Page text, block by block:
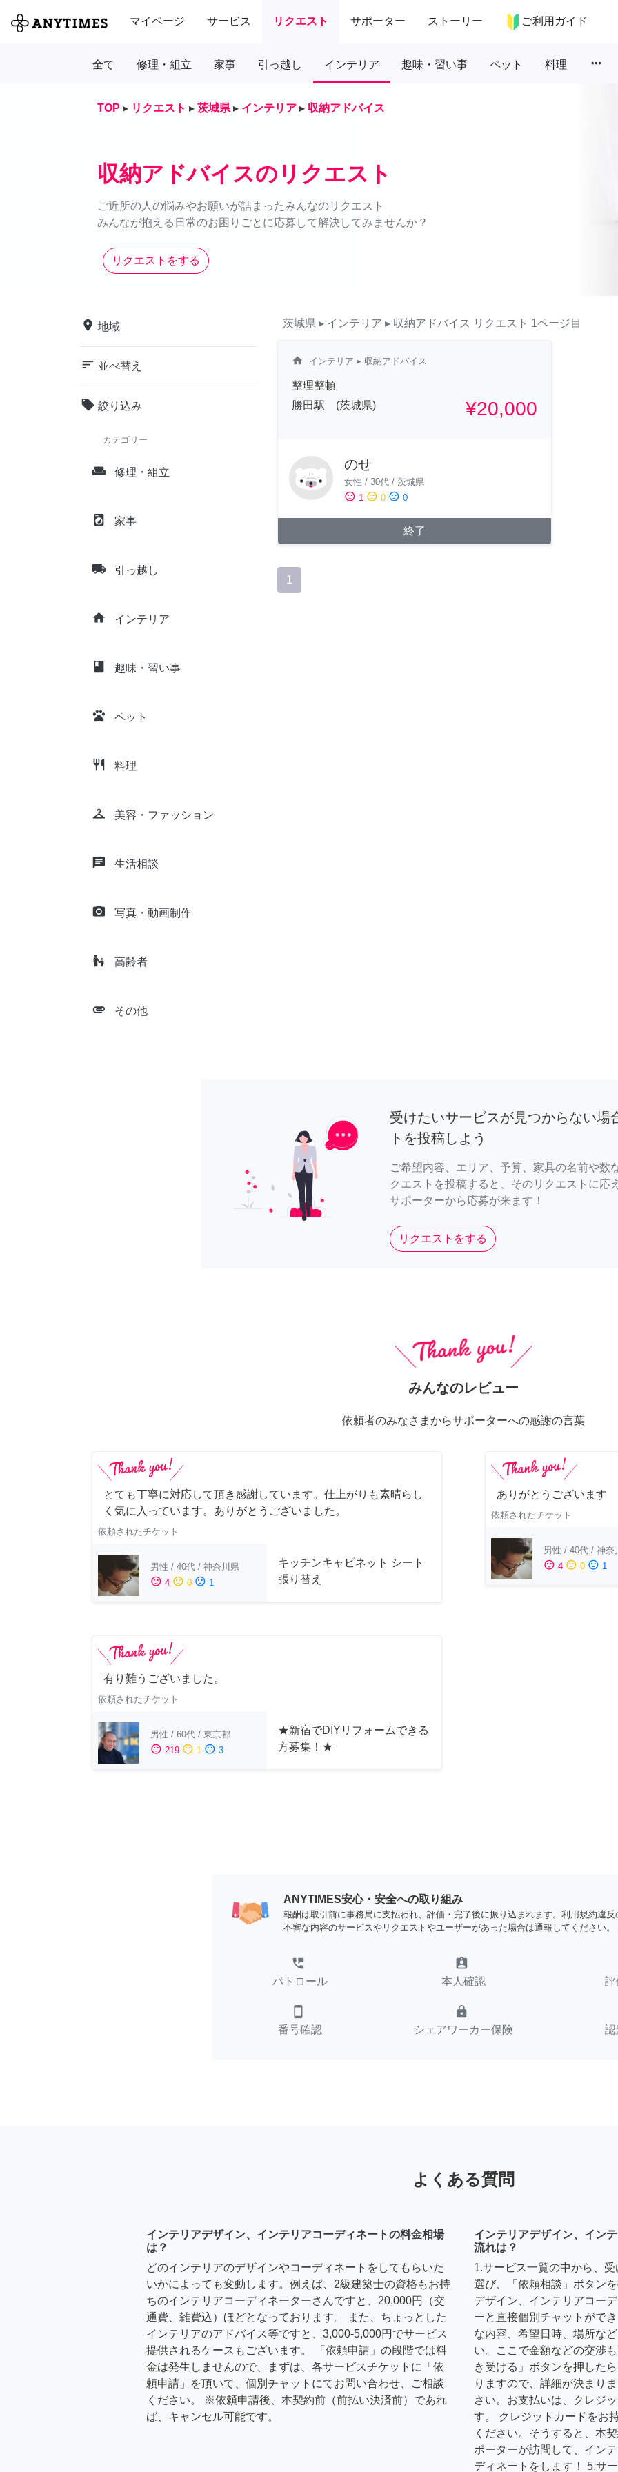
マイページ サービス リクエスト サポーター ストーリー ご利用ガイド
全て 修理・組立 家事 引っ越し インテリア 趣味・習い事 ペット 料理 more_horiz
TOP ▸ リクエスト ▸ 茨城県 ▸ インテリア ▸ 収納アドバイス
収納アドバイスのリクエスト
ご近所の人の悩みやお願いが詰まったみんなのリクエスト
みんなが抱える日常のお困りごとに応募して解決してみませんか？
リクエストをする
place 地域
sort 並べ替え
local_offer 絞り込み
カテゴリー
weekend 修理・組立
local_laundry_service 家事
local_shipping 引っ越し
home インテリア
class 趣味・習い事
pets ペット
restaurant 料理
checkroom 美容・ファッション
chat 生活相談
camera_alt 写真・動画制作
escalator_warning 高齢者
attachment その他
茨城県 ▸ インテリア ▸ 収納アドバイス リクエスト 1ページ目
home インテリア ▸ 収納アドバイス
整理整頓
勝田駅 (茨城県)
¥20,000
のせ
女性 / 30代 / 茨城県
sentiment_satisfied 1 sentiment_neutral 0 sentiment_dissatisfied 0
終了
1
受けたいサービスが見つからない場
トを投稿しよう
ご希望内容、エリア、予算、家具の名前や数
クエストを投稿すると、そのリクエストに応
サポーターから応募が来ます！
リクエストをする
みんなのレビュー
依頼者のみなさまからサポーターへの感謝の言葉
とても丁寧に対応して頂き感謝しています。仕上がりも素晴らし
く気に入っています。ありがとうございました。
依頼されたチケット
男性 / 40代 / 神奈川県
sentiment_satisfied 4 sentiment_neutral 0 sentiment_dissatisfied 1
キッチンキャビネット シート
張り替え
ありがとうございます
依頼されたチケット
男性 / 40代 / 神奈
sentiment_satisfied 4 sentiment_neutral 0 sentiment_dissatisfied 1
有り難うございました。
依頼されたチケット
男性 / 60代 / 東京都
sentiment_satisfied 219 sentiment_neutral 1 sentiment_dissatisfied 3
★新宿でDIYリフォームできる
方募集！★
ANYTIMES安心・安全への取り組み
報酬は取引前に事務局に支払われ、評価・完了後に振り込まれます。利用規約違反
不審な内容のサービスやリクエストやユーザーがあった場合は通報してください。
perm_phone_msg
パトロール
assignment_ind
本人確認
smartphone
番号確認
lock
シェアワーカー保険
よくある質問
インテリアデザイン、インテリアコーディネートの料金相場
は？
どのインテリアのデザインやコーディネートをしてもらいた
いかによっても変動します。例えば、2級建築士の資格もお持
ちのインテリアコーディネーターさんですと、20,000円（交
通費、雑費込）ほどとなっております。 また、ちょっとした
インテリアのアドバイス等ですと、3,000-5,000円でサービス
提供されるケースもございます。 「依頼申請」の段階では料
金は発生しませんので、まずは、各サービスチケットに「依
頼申請」を頂いて、個別チャットにてお問い合わせ、ご相談
ください。 ※依頼申請後、本契約前（前払い決済前）であれ
ば、キャンセル可能です。
インテリアデザイン、イン
流れは？
1.サービス一覧の中から、
選び、「依頼相談」ボタン
デザイン、インテリアコー
ーと直接個別チャットがで
な内容、希望日時、場所な
い。ここで金額などの交渉
き受ける」ボタンを押した
りますので、詳細が決まり
さい。お支払いは、クレジ
す。 クレジットカードをお
ください。そうすると、本
ポーターが訪問して、イン
ディネートをします！ 5.サ